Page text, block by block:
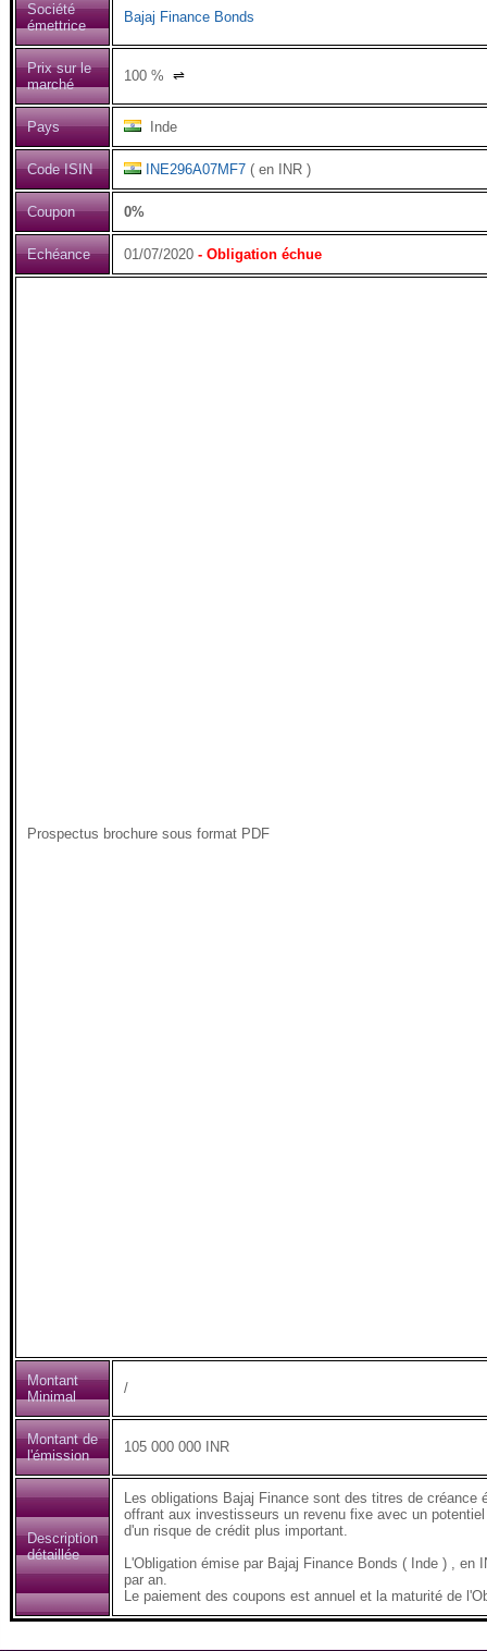
Société
émettrice
Bajaj Finance Bonds
Prix sur le
marché
100 % ⇌
Pays Inde
Code ISIN INE296A07MF7 ( en INR )
Coupon 0%
Echéance 01/07/2020 - Obligation échue
Prospectus brochure sous format PDF
Montant
Minimal
/
Montant de
l'émission
105 000 000 INR
Description
détaillée
Les obligations Bajaj Finance sont des titres de
offrant aux investisseurs un revenu fixe avec un
d'un risque de crédit plus important.
L'Obligation émise par Bajaj Finance Bonds ( Inde ) ,
par an.
Le paiement des coupons est annuel et la maturité de